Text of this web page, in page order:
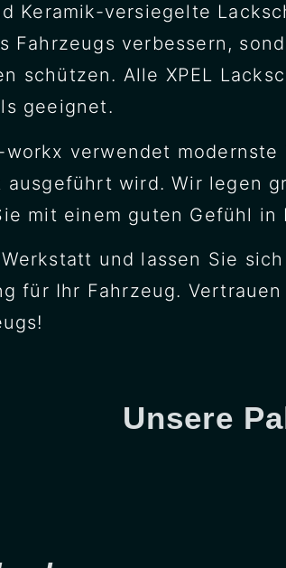
Keramik-versiegelte
Fahrzeugs verbessern,
schützen. Alle XPEL
geeignet.
verwendet
wird. Wir legen
mit einem guten Gefühl
und lassen Sie
für Ihr Fahrzeug.
Unsere